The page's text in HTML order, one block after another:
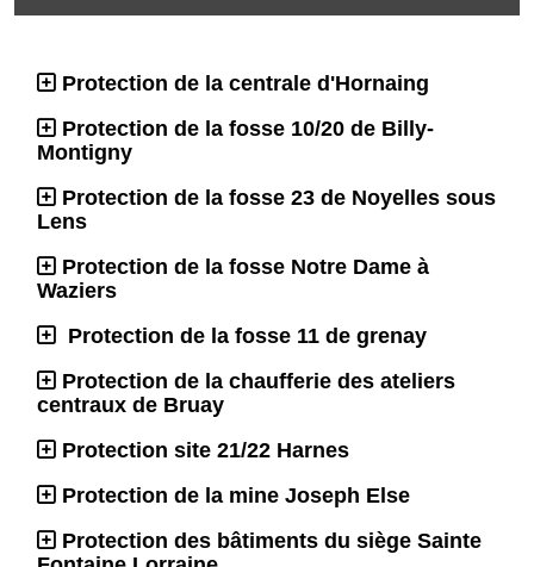
Protection de la centrale d'Hornaing
Protection de la fosse 10/20 de Billy-
Montigny
Protection de la fosse 23 de Noyelles sous
Lens
Protection de la fosse Notre Dame à
Waziers
Protection de la fosse 11 de grenay
Protection de la chaufferie des ateliers
centraux de Bruay
Protection site 21/22 Harnes
Protection de la mine Joseph Else
Protection des bâtiments du siège Sainte